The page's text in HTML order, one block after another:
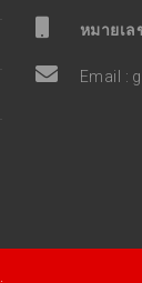
หมายเ
Email :